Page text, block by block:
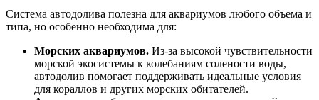
Система автодолива полезна для аквариумов любого объема и
типа, но особенно необходима для:
Морских аквариумов. Из-за высокой чувствительности
морской экосистемы к колебаниям солености воды,
автодолив помогает поддерживать идеальные условия
для кораллов и других морских обитателей.